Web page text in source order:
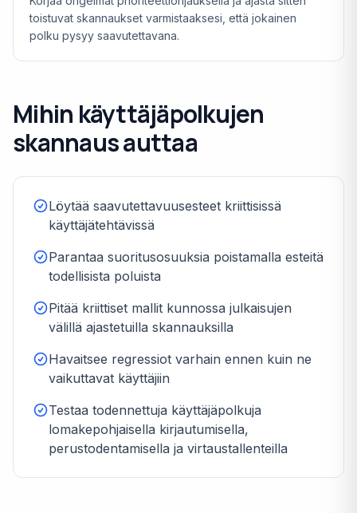
toistuvat skannaukset varmistaaksesi, että jokainen
polku pysyy saavutettavana.
Mihin käyttäjäpolkujen
skannaus auttaa
Löytää saavutettavuusesteet kriittisissä
käyttäjätehtävissä
Parantaa suoritusosuuksia poistamalla esteitä
todellisista poluista
Pitää kriittiset mallit kunnossa julkaisujen
välillä ajastetuilla skannauksilla
Havaitsee regressiot varhain ennen kuin ne
vaikuttavat käyttäjiin
Testaa todennettuja käyttäjäpolkuja
lomakepohjaisella kirjautumisella,
perustodentamisella ja virtaustallenteilla